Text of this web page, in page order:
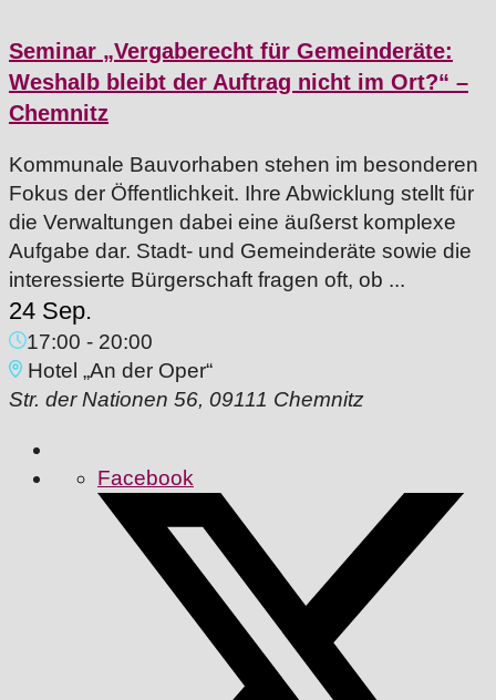
Seminar „Vergaberecht für Gemeinderäte:
Weshalb bleibt der Auftrag nicht im Ort?“ –
Chemnitz
Kommunale Bauvorhaben stehen im besonderen
Fokus der Öffentlichkeit. Ihre Abwicklung stellt für
die Verwaltungen dabei eine äußerst komplexe
Aufgabe dar. Stadt- und Gemeinderäte sowie die
interessierte Bürgerschaft fragen oft, ob ...
24 Sep.
17:00 - 20:00
Hotel „An der Oper“
Str. der Nationen 56, 09111 Chemnitz
Facebook